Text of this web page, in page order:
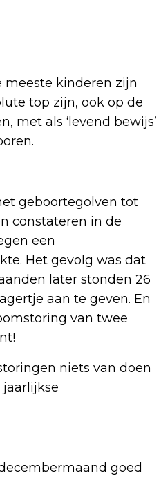
meeste kinderen zijn
top zijn, ook op de
met als ‘levend bewijs’
geboortegolven tot
constateren in de
een
Het gevolg was dat
later stonden 26
aan te geven. En
van twee
niets van doen
jaarlijkse
goed